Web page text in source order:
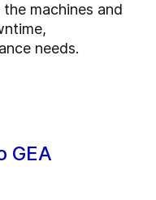
machines and
needs.
GEA